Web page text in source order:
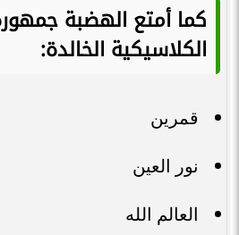
كما أمتع الهضبة
الكلاسيكية الخالدة:
قمرين
نور العين
العالم الله